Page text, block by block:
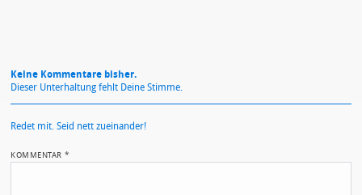
Keine Kommentare bisher.
Dieser Unterhaltung fehlt Deine Stimme.
Redet mit. Seid nett zueinander!
KOMMENTAR*